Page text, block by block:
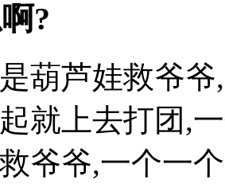
?
葫芦娃救爷
就上去打团,
爷爷,一个一